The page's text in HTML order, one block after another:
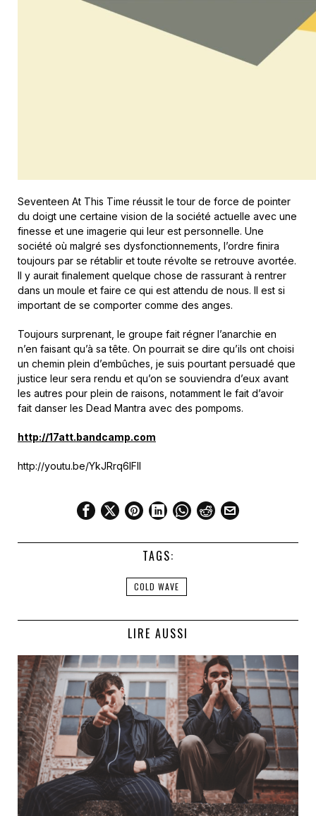
Seventeen At This Time réussit le tour de force de pointer
du doigt une certaine vision de la société actuelle avec une
finesse et une imagerie qui leur est personnelle. Une
société où malgré ses dysfonctionnements, l’ordre finira
toujours par se rétablir et toute révolte se retrouve avortée.
Il y aurait finalement quelque chose de rassurant à rentrer
dans un moule et faire ce qui est attendu de nous. Il est si
important de se comporter comme des anges.
Toujours surprenant, le groupe fait régner l’anarchie en
n’en faisant qu’à sa tête. On pourrait se dire qu’ils ont choisi
un chemin plein d’embûches, je suis pourtant persuadé que
justice leur sera rendu et qu’on se souviendra d’eux avant
les autres pour plein de raisons, notamment le fait d’avoir
fait danser les Dead Mantra avec des pompoms.
http://17att.bandcamp.com
http://youtu.be/YkJRrq6IFlI
TAGS:
COLD WAVE
LIRE AUSSI